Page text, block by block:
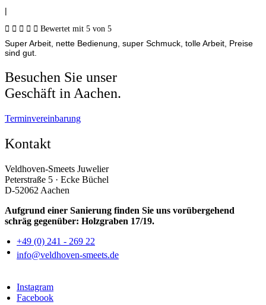
|
     Bewertet mit 5 von 5
Super Arbeit, nette Bedienung, super Schmuck, tolle Arbeit, Preise
sind gut.
Besuchen Sie unser
Geschäft in Aachen.
Terminvereinbarung
Kontakt
Veldhoven-Smeets Juwelier
Peterstraße 5 · Ecke Büchel
D-52062 Aachen
Aufgrund einer Sanierung finden Sie uns vorübergehend
schräg gegenüber: Holzgraben 17/19.
+49 (0) 241 - 269 22
info@veldhoven-smeets.de
Instagram
Facebook